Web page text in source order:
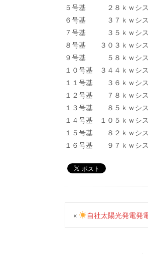
５号基 ２８ｋｗシ
６号基 ３７ｋｗシ
７号基 ３５ｋｗシ
８号基 ３０３ｋｗ
９号基 ５８ｋｗシ
１０号基 ３４４ｋｗ
１１号基 ３６ｋｗシ
１２号基 ７８ｋｗシ
１３号基 ８５ｋｗシ
１４号基 １０５ｋｗシ
１５号基 ８２ｋｗシ
１６号基 ９７ｋｗシ
« 自社太陽光発電発